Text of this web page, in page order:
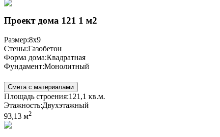
Проект дома 121 1 м2
Размер:8x9
Стены:Газобетон
Форма дома:Квадратная
Фундамент:Монолитный
Смета с материалами
Площадь строения:121,1 кв.м.
Этажность:Двухэтажный
93,13 м2